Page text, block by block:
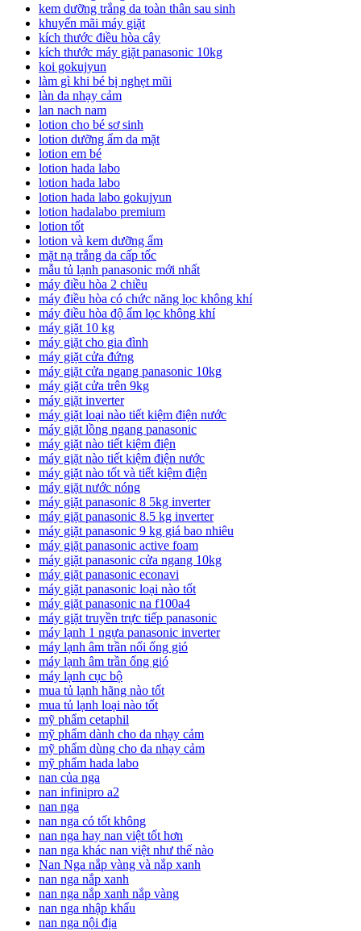
kem dưỡng trắng da toàn thân sau sinh
khuyến mãi máy giặt
kích thước điều hòa cây
kích thước máy giặt panasonic 10kg
koi gokujyun
làm gì khi bé bị nghẹt mũi
làn da nhạy cảm
lan nach nam
lotion cho bé sơ sinh
lotion dưỡng ẩm da mặt
lotion em bé
lotion hada labo
lotion hada labo
lotion hada labo gokujyun
lotion hadalabo premium
lotion tốt
lotion và kem dưỡng ẩm
mặt nạ trắng da cấp tốc
mẫu tủ lạnh panasonic mới nhất
máy điều hòa 2 chiều
máy điều hòa có chức năng lọc không khí
máy điều hòa độ ẩm lọc không khí
máy giặt 10 kg
máy giặt cho gia đình
máy giặt cửa đứng
máy giặt cửa ngang panasonic 10kg
máy giặt cửa trên 9kg
máy giặt inverter
máy giặt loại nào tiết kiệm điện nước
máy giặt lồng ngang panasonic
máy giặt nào tiết kiệm điện
máy giặt nào tiết kiệm điện nước
máy giặt nào tốt và tiết kiệm điện
máy giặt nước nóng
máy giặt panasonic 8 5kg inverter
máy giặt panasonic 8.5 kg inverter
máy giặt panasonic 9 kg giá bao nhiêu
máy giặt panasonic active foam
máy giặt panasonic cửa ngang 10kg
máy giặt panasonic econavi
máy giặt panasonic loại nào tốt
máy giặt panasonic na f100a4
máy giặt truyền trực tiếp panasonic
máy lạnh 1 ngựa panasonic inverter
máy lạnh âm trần nối ống gió
máy lạnh âm trần ống gió
máy lạnh cục bộ
mua tủ lạnh hãng nào tốt
mua tủ lạnh loại nào tốt
mỹ phẩm cetaphil
mỹ phẩm dành cho da nhạy cảm
mỹ phẩm dùng cho da nhạy cảm
mỹ phẩm hada labo
nan của nga
nan infinipro a2
nan nga
nan nga có tốt không
nan nga hay nan việt tốt hơn
nan nga khác nan việt như thế nào
Nan Nga nắp vàng và nắp xanh
nan nga nắp xanh
nan nga nắp xanh nắp vàng
nan nga nhập khẩu
nan nga nội địa